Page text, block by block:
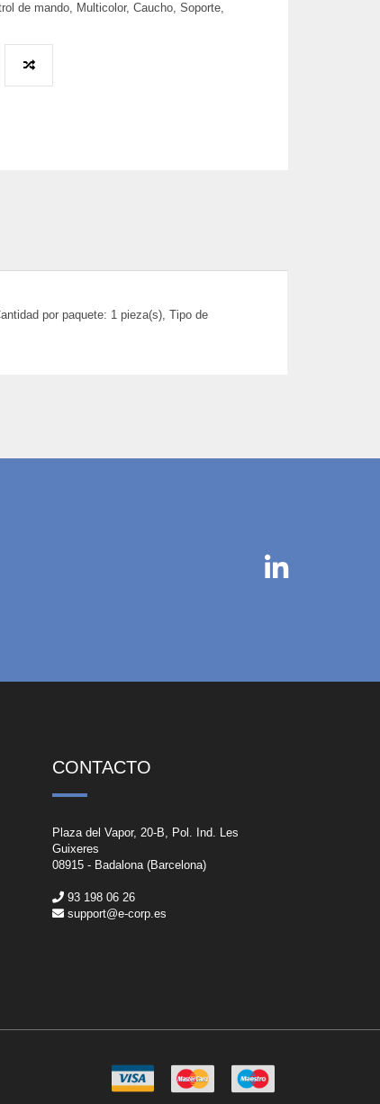
de mando, Multicolor, Caucho, Soporte,
por paquete: 1 pieza(s), Tipo de
CONTACTO
Plaza del Vapor, 20-B, Pol. Ind. Les
Guixeres
08915 - Badalona (Barcelona)
93 198 06 26
support@e-corp.es